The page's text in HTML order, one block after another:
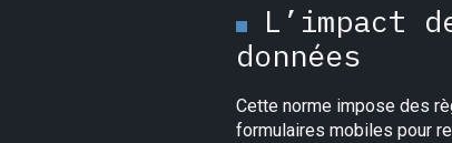
L’impact
données
Cette norme impose des
formulaires mobiles pour